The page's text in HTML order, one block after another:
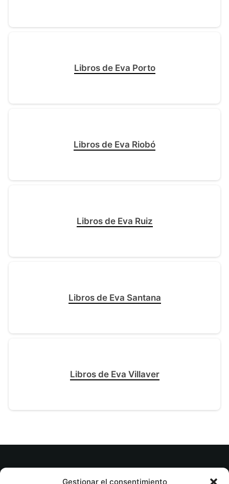
Gestionar el consentimiento
Libros de Eva Porto
Libros de Eva Riobó
Libros de Eva Ruiz
Libros de Eva Santana
Libros de Eva Villaver
© tuslibrosvip.com · Todos los derechos